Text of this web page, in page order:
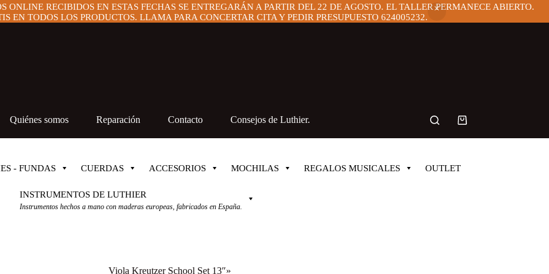
RECIBIDOS EN ESTAS FECHAS SE ENTREGARÁN A PARTIR DEL 22 DE AGOSTO. EL TALLER PERMANECE ABIERTO.
EN TODOS LOS PRODUCTOS. LLAMA PARA CONCERTAR CITA Y PEDIR PRESUPUESTO 624005232.
Quiénes somos Reparación Contacto Consejos de Luthier.
Carro
- FUNDAS CUERDAS ACCESORIOS MOCHILAS REGALOS MUSICALES OUTLET
INSTRUMENTOS DE LUTHIER
Instrumentos hechos a mano con maderas europeas, fabricados en España.
Viola Kreutzer School Set 13″»